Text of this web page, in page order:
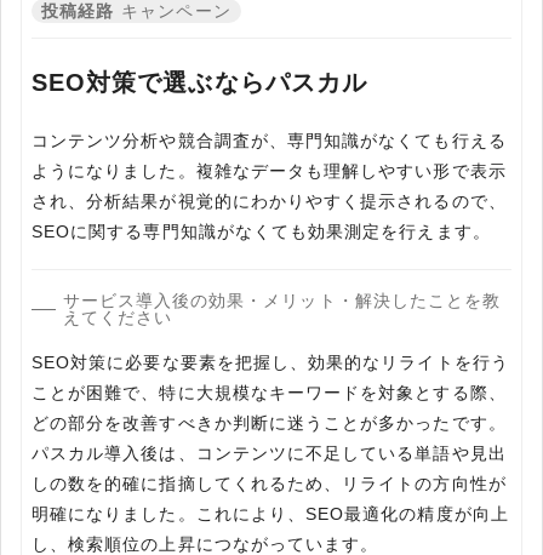
投稿経路 キャンペーン
SEO対策で選ぶならパスカル
コンテンツ分析や競合調査が、専門知識がなくても行える
ようになりました。複雑なデータも理解しやすい形で表示
され、分析結果が視覚的にわかりやすく提示されるので、
SEOに関する専門知識がなくても効果測定を行えます。
サービス導入後の効果・メリット・解決したことを教
えてください
SEO対策に必要な要素を把握し、効果的なリライトを行う
ことが困難で、特に大規模なキーワードを対象とする際、
どの部分を改善すべきか判断に迷うことが多かったです。
パスカル導入後は、コンテンツに不足している単語や見出
しの数を的確に指摘してくれるため、リライトの方向性が
明確になりました。これにより、SEO最適化の精度が向上
し、検索順位の上昇につながっています。